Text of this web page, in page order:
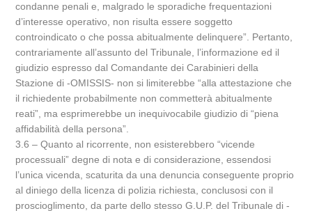
condanne penali e, malgrado le sporadiche frequentazioni
d’interesse operativo, non risulta essere soggetto
controindicato o che possa abitualmente delinquere”. Pertanto,
contrariamente all’assunto del Tribunale, l’informazione ed il
giudizio espresso dal Comandante dei Carabinieri della
Stazione di -OMISSIS- non si limiterebbe “alla attestazione che
il richiedente probabilmente non commetterà abitualmente
reati”, ma esprimerebbe un inequivocabile giudizio di “piena
affidabilità della persona”.
3.6 – Quanto al ricorrente, non esisterebbero “vicende
processuali” degne di nota e di considerazione, essendosi
l’unica vicenda, scaturita da una denuncia conseguente proprio
al diniego della licenza di polizia richiesta, conclusosi con il
proscioglimento, da parte dello stesso G.U.P. del Tribunale di -